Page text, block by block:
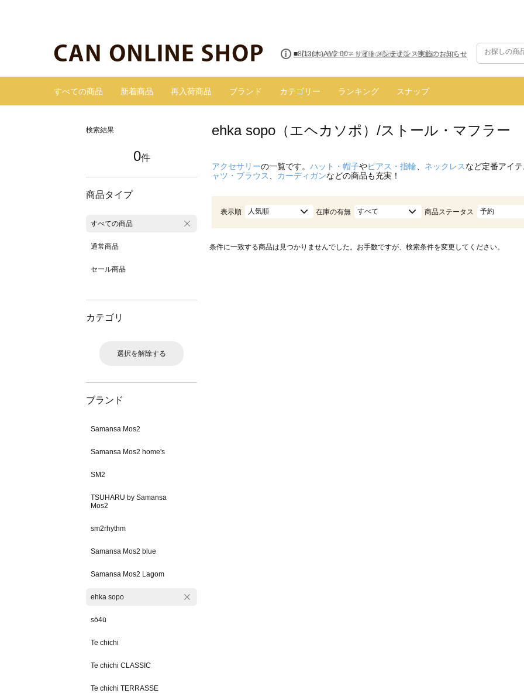
■8/13(木)AM2:00～サイトメンテナンス実施のお知らせ
すべての商品 新着商品 再入荷商品 ブランド カテゴリー ランキング スナップ
検索結果
0件
商品タイプ
すべての商品
通常商品
セール商品
カテゴリ
選択を解除する
ブランド
Samansa Mos2
Samansa Mos2 home's
SM2
TSUHARU by Samansa
Mos2
sm2rhythm
Samansa Mos2 blue
Samansa Mos2 Lagom
ehka sopo
sō4ū
Te chichi
Te chichi CLASSIC
Te chichi TERRASSE
ehka sopo（エヘカソポ）/ストール・マフラー
アクセサリーの一覧です。 ハット・帽子やピアス・指輪 ネックレスなど定番アイ
ャツ・ブラウス
カーディガンなどの商品も充実！
表示順 人気順 在庫の有無 すべて 商品ステータス 予約
条件に一致する商品は見つかりませんでした。お手数ですが、検索条件を変更してください。